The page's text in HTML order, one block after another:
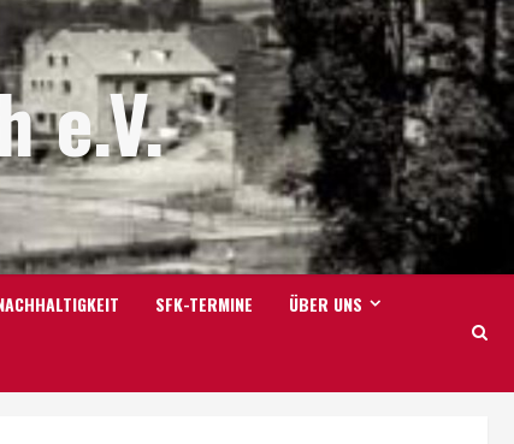
e.V.
SFK-TERMINE ÜBER UNS